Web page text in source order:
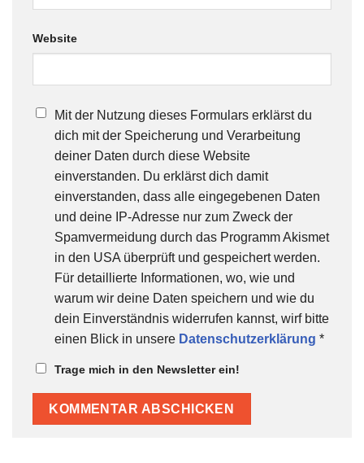
Website
Mit der Nutzung dieses Formulars erklärst du
dich mit der Speicherung und Verarbeitung
deiner Daten durch diese Website
einverstanden. Du erklärst dich damit
einverstanden, dass alle eingegebenen Daten
und deine IP-Adresse nur zum Zweck der
Spamvermeidung durch das Programm Akismet
in den USA überprüft und gespeichert werden.
Für detaillierte Informationen, wo, wie und
warum wir deine Daten speichern und wie du
dein Einverständnis widerrufen kannst, wirf bitte
einen Blick in unsere Datenschutzerklärung *
Trage mich in den Newsletter ein!